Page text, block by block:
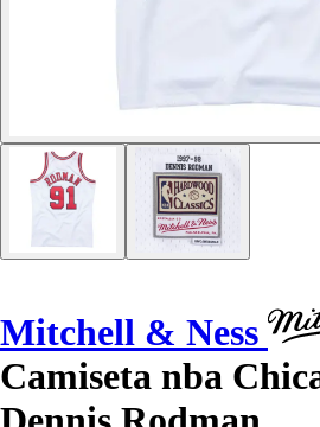
Mitchell & Ness
Camiseta nba